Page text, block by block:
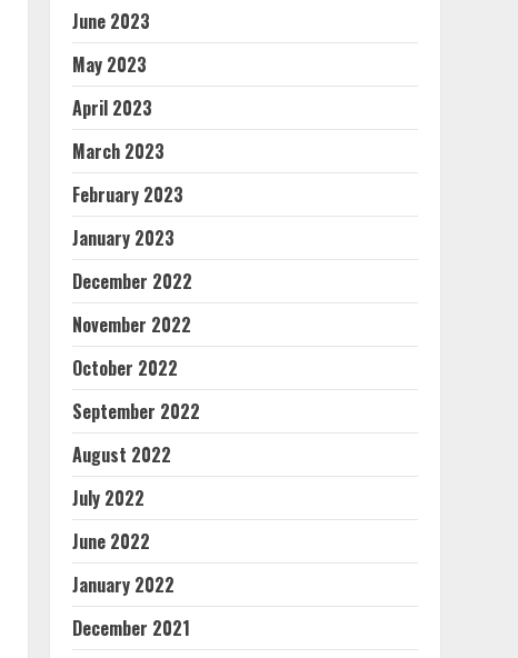
June 2023
May 2023
April 2023
March 2023
February 2023
January 2023
December 2022
November 2022
October 2022
September 2022
August 2022
July 2022
June 2022
January 2022
December 2021